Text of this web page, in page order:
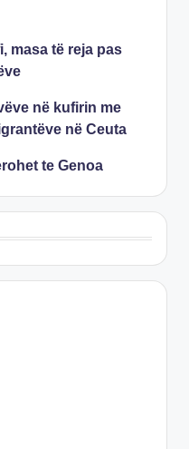
masa të reja pas
në kufirin me
në Ceuta
te Genoa